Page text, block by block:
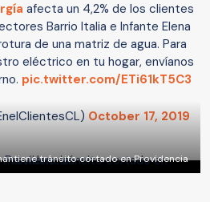
afecta un 4,2% de los clientes
Barrio Italia e Infante Elena
de una matriz de agua. Para
eléctrico en tu hogar, envíanos
pic.twitter.com/ETi61kT5C3
October 17, 2019
tránsito cortado en Providencia